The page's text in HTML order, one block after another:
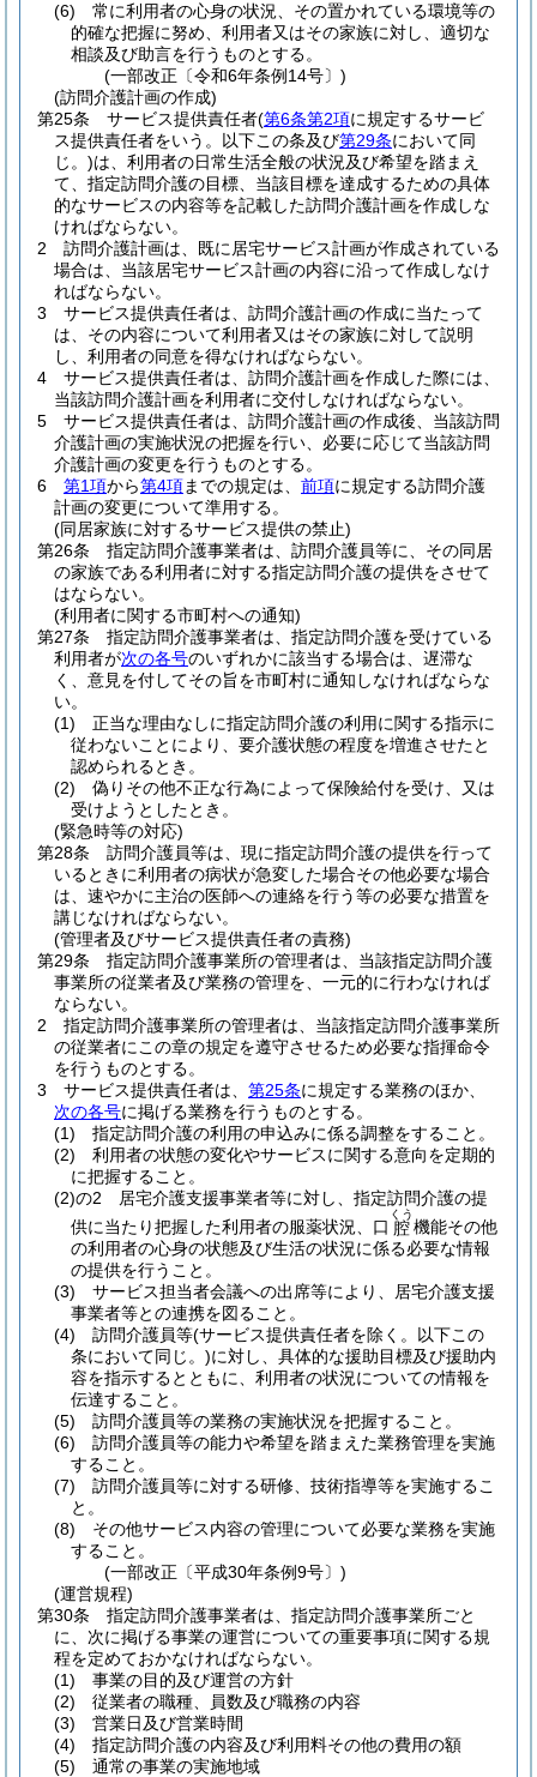
(6)
常に利用者の心身の状況、その置かれている環境等の
的確な把握に努め、利用者又はその家族に対し、適切な
相談及び助言を行うものとする。
(一部改正〔令和6年条例14号〕)
(訪問介護計画の作成)
第25条
サービス提供責任者(第6条第2項に規定するサービ
ス提供責任者をいう。以下この条及び第29条において同
じ。)は、利用者の日常生活全般の状況及び希望を踏まえ
て、指定訪問介護の目標、当該目標を達成するための具体
的なサービスの内容等を記載した訪問介護計画を作成しな
ければならない。
2
訪問介護計画は、既に居宅サービス計画が作成されている
場合は、当該居宅サービス計画の内容に沿って作成しなけ
ればならない。
3
サービス提供責任者は、訪問介護計画の作成に当たって
は、その内容について利用者又はその家族に対して説明
し、利用者の同意を得なければならない。
4
サービス提供責任者は、訪問介護計画を作成した際には、
当該訪問介護計画を利用者に交付しなければならない。
5
サービス提供責任者は、訪問介護計画の作成後、当該訪問
介護計画の実施状況の把握を行い、必要に応じて当該訪問
介護計画の変更を行うものとする。
6
第1項から第4項までの規定は、 前項に規定する訪問介護
計画の変更について準用する。
(同居家族に対するサービス提供の禁止)
第26条
指定訪問介護事業者は、訪問介護員等に、その同居
の家族である利用者に対する指定訪問介護の提供をさせて
はならない。
(利用者に関する市町村への通知)
第27条
指定訪問介護事業者は、指定訪問介護を受けている
利用者が次の各号のいずれかに該当する場合は、遅滞な
く、意見を付してその旨を市町村に通知しなければならな
い。
(1)
正当な理由なしに指定訪問介護の利用に関する指示に
従わないことにより、要介護状態の程度を増進させたと
認められるとき。
(2)
偽りその他不正な行為によって保険給付を受け、又は
受けようとしたとき。
(緊急時等の対応)
第28条
訪問介護員等は、現に指定訪問介護の提供を行って
いるときに利用者の病状が急変した場合その他必要な場合
は、速やかに主治の医師への連絡を行う等の必要な措置を
講じなければならない。
(管理者及びサービス提供責任者の責務)
第29条
指定訪問介護事業所の管理者は、当該指定訪問介護
事業所の従業者及び業務の管理を、一元的に行わなければ
ならない。
2
指定訪問介護事業所の管理者は、当該指定訪問介護事業所
の従業者にこの章の規定を遵守させるため必要な指揮命令
を行うものとする。
3
サービス提供責任者は、 第25条に規定する業務のほか、
次の各号に掲げる業務を行うものとする。
(1)
指定訪問介護の利用の申込みに係る調整をすること。
(2)
利用者の状態の変化やサービスに関する意向を定期的
に把握すること。
(2)の2
居宅介護支援事業者等に対し、指定訪問介護の提
供に当たり把握した利用者の服薬状況、口 腔
くう
機能その他
の利用者の心身の状態及び生活の状況に係る必要な情報
の提供を行うこと。
(3)
サービス担当者会議への出席等により、居宅介護支援
事業者等との連携を図ること。
(4)
訪問介護員等(サービス提供責任者を除く。以下この
条において同じ。)に対し、具体的な援助目標及び援助内
容を指示するとともに、利用者の状況についての情報を
伝達すること。
(5)
訪問介護員等の業務の実施状況を把握すること。
(6)
訪問介護員等の能力や希望を踏まえた業務管理を実施
すること。
(7)
訪問介護員等に対する研修、技術指導等を実施するこ
と。
(8)
その他サービス内容の管理について必要な業務を実施
すること。
(一部改正〔平成30年条例9号〕)
(運営規程)
第30条
指定訪問介護事業者は、指定訪問介護事業所ごと
に、次に掲げる事業の運営についての重要事項に関する規
程を定めておかなければならない。
(1)
事業の目的及び運営の方針
(2)
従業者の職種、員数及び職務の内容
(3)
営業日及び営業時間
(4)
指定訪問介護の内容及び利用料その他の費用の額
(5)
通常の事業の実施地域